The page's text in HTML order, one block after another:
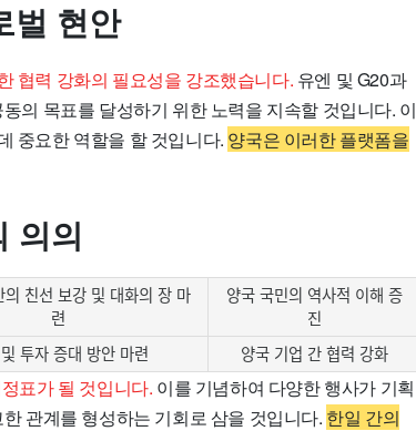
벌 현안
협력 강화의 필요성을 강조했습니다. 유엔 및 G20과
의 목표를 달성하기 위한 노력을 지속할 것입니다. 이
중요한 역할을 할 것입니다. 양국은 이러한 플랫폼을
의의
의 친선 보강 및 대화의 장 마
련
양국 국민의 역사적 이해 증
진
투자 증대 방안 마련 양국 기업 간 협력 강화
표가 될 것입니다. 이를 기념하여 다양한 행사가 기획
관계를 형성하는 기회로 삼을 것입니다. 한일 간의